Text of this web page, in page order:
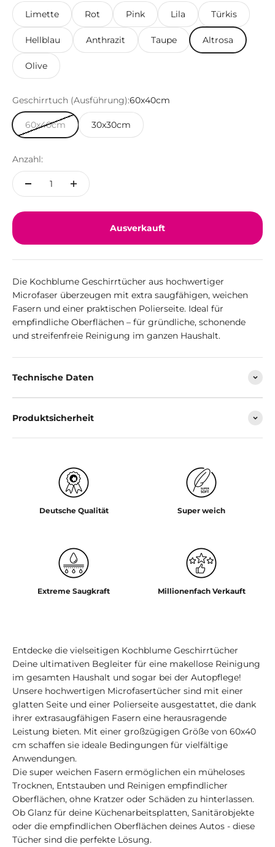
Limette Rot Pink Lila Türkis
Hellblau Anthrazit Taupe Altrosa
Olive
Geschirrtuch (Ausführung):60x40cm
60x40cm 30x30cm
Anzahl:
Ausverkauft
Die Kochblume Geschirrtücher aus hochwertiger
Microfaser überzeugen mit extra saugfähigen, weichen
Fasern und einer praktischen Polierseite. Ideal für
empfindliche Oberflächen – für gründliche, schonende
und streifenfreie Reinigung im ganzen Haushalt.
Technische Daten
Produktsicherheit
Deutsche Qualität Super weich
Extreme Saugkraft Millionenfach Verkauft
Entdecke die vielseitigen Kochblume Geschirrtücher
Deine ultimativen Begleiter für eine makellose Reinigung
im gesamten Haushalt und sogar bei der Autopflege!
Unsere hochwertigen Microfasertücher sind mit einer
glatten Seite und einer Polierseite ausgestattet, die dank
ihrer extrasaugfähigen Fasern eine herausragende
Leistung bieten. Mit einer großzügigen Größe von 60x40
cm schaffen sie ideale Bedingungen für vielfältige
Anwendungen.
Die super weichen Fasern ermöglichen ein müheloses
Trocknen, Entstauben und Reinigen empfindlicher
Oberflächen, ohne Kratzer oder Schäden zu hinterlassen.
Ob Glanz für deine Küchenarbeitsplatten, Sanitärobjekte
oder die empfindlichen Oberflächen deines Autos - diese
Tücher sind die perfekte Lösung.